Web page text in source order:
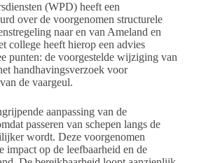
(WPD) heeft een
over de voorgenomen structurele
naar en van Ameland en
college heeft hierop een advies
punten: de voorgestelde wijziging van
handhavingsverzoek voor
de vaargeul.
aanpassing van de
passeren van schepen langs de
wordt. Deze voorgenomen
impact op de leefbaarheid en de